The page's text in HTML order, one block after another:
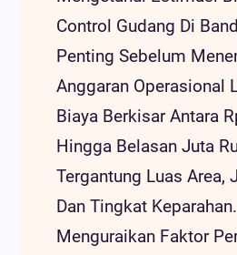
Control Gudang Di
Penting Sebelum
Anggaran Operasional
Biaya Berkisar Antara
Hingga Belasan Juta
Tergantung Luas Area,
Dan Tingkat
Menguraikan Faktor